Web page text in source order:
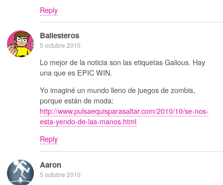
Reply
Ballesteros
5 octubre 2010
Lo mejor de la noticia son las etiquetas Galious. Hay
una que es EPIC WIN.
Yo imaginé un mundo lleno de juegos de zombis,
porque están de moda:
http://www.pulsaequisparasaltar.com/2010/10/se-nos-
esta-yendo-de-las-manos.html
Reply
Aaron
5 octubre 2010